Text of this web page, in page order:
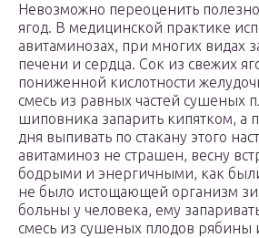
Невозможно переоценить
ягод. В медицинской практике
авитаминозах, при многих видах
печени и сердца. Сок из свежих
пониженной кислотности
смесь из равных частей сушеных
шиповника запарить кипятком, а
дня выпивать по стакану этого
авитаминоз не страшен, весну
бодрыми и энергичными, как были
не было истощающей организм
больны у человека, ему
смесь из сушеных плодов рябины